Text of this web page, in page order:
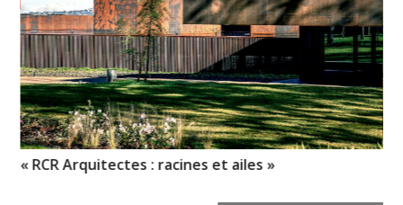
« RCR Arquitectes : racines et ailes »